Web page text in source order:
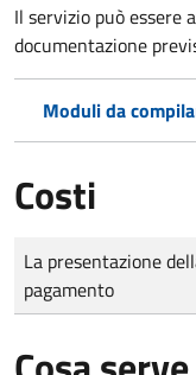
Il servizio può
documentazione
Moduli da
Costi
Tipo di pagamento
Importo
La presentazione
pagamento